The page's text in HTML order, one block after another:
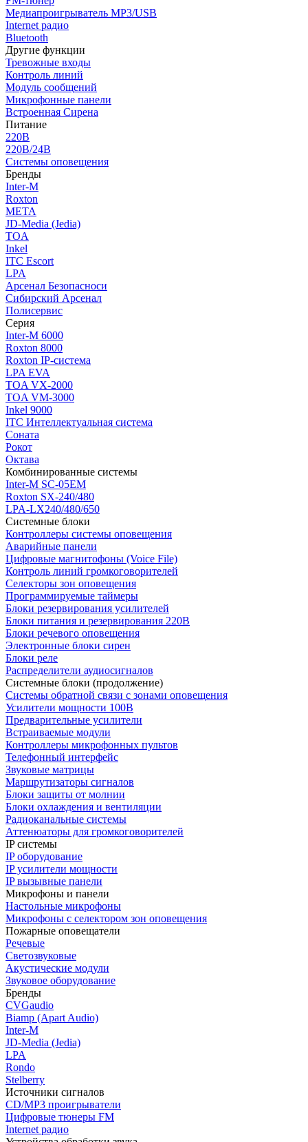
Медиапроигрыватель MP3/USB
Internet радио
Bluetooth
Другие функции
Тревожные входы
Контроль линий
Модуль сообщений
Микрофонные панели
Встроенная Сирена
Питание
220В
220В/24В
Системы оповещения
Бренды
Inter-M
Roxton
МЕТА
JD-Media (Jedia)
TOA
Inkel
ITC Escort
LPA
Арсенал Безопасноси
Сибирский Арсенал
Полисервис
Серия
Inter-M 6000
Roxton 8000
Roxton IP-система
LPA EVA
TOA VX-2000
TOA VM-3000
Inkel 9000
ITC Интеллектуальная система
Соната
Рокот
Октава
Комбинированные системы
Inter-M SC-05EM
Roxton SX-240/480
LPA-LX240/480/650
Системные блоки
Контроллеры системы оповещения
Аварийные панели
Цифровые магнитофоны (Voice File)
Контроль линий громкоговорителей
Селекторы зон оповещения
Программируемые таймеры
Блоки резервирования усилителей
Блоки питания и резервирования 220В
Блоки речевого оповещения
Электронные блоки сирен
Блоки реле
Распределители аудиосигналов
Системные блоки (продолжение)
Системы обратной связи с зонами оповещения
Усилители мощности 100В
Предварительные усилители
Встраиваемые модули
Контроллеры микрофонных пультов
Телефонный интерфейс
Звуковые матрицы
Маршрутизаторы сигналов
Блоки защиты от молнии
Блоки охлаждения и вентиляции
Радиоканальные системы
Аттенюаторы для громкоговорителей
IP системы
IP оборудование
IP усилители мощности
IP вызывные панели
Микрофоны и панели
Настольные микрофоны
Микрофоны с селектором зон оповещения
Пожарные оповещатели
Речевые
Светозвуковые
Акустические модули
Звуковое оборудование
Бренды
CVGaudio
Biamp (Apart Audio)
Inter-M
JD-Media (Jedia)
LPA
Rondo
Stelberry
Источники сигналов
CD/MP3 проигрыватели
Цифровые тюнеры FM
Internet радио